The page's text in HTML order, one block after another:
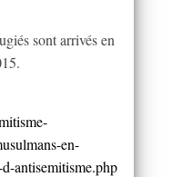
sont arrivés en
en-
antisemitisme.php